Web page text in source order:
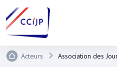
Acteurs Association des